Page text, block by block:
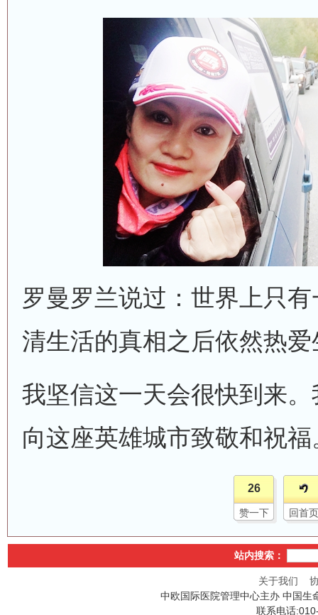
罗曼罗兰说过：世界上只
清生活的真相之后依然热
我坚信这一天会很快到来
向这座英雄城市致敬和祝福
26
赞一下 回首页
站内搜索：
关于我们
中欧国际医院管理中心主办 中国生
联系电话